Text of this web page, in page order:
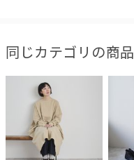
同じカテゴリの商品